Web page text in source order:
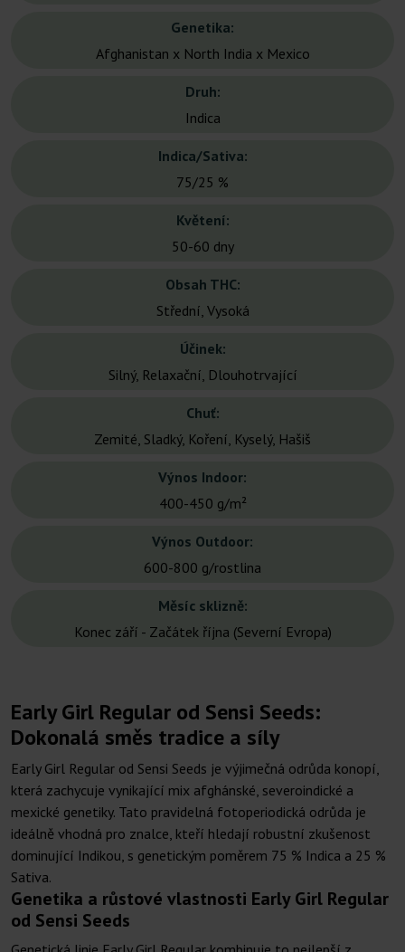
Genetika:
Afghanistan x North India x Mexico
Druh:
Indica
Indica/Sativa:
75/25 %
Květení:
50-60 dny
Obsah THC:
Střední, Vysoká
Účinek:
Silný, Relaxační, Dlouhotrvající
Chuť:
Zemité, Sladký, Koření, Kyselý, Hašiš
Výnos Indoor:
400-450 g/m²
Výnos Outdoor:
600-800 g/rostlina
Měsíc sklizně:
Konec září - Začátek října (Severní Evropa)
Early Girl Regular od Sensi Seeds:
Dokonalá směs tradice a síly
Early Girl Regular od Sensi Seeds je výjimečná odrůda konopí,
která zachycuje vynikající mix afghánské, severoindické a
mexické genetiky. Tato pravidelná fotoperiodická odrůda je
ideálně vhodná pro znalce, kteří hledají robustní zkušenost
dominující Indikou, s genetickým poměrem 75 % Indica a 25 %
Sativa.
Genetika a růstové vlastnosti Early Girl Regular
od Sensi Seeds